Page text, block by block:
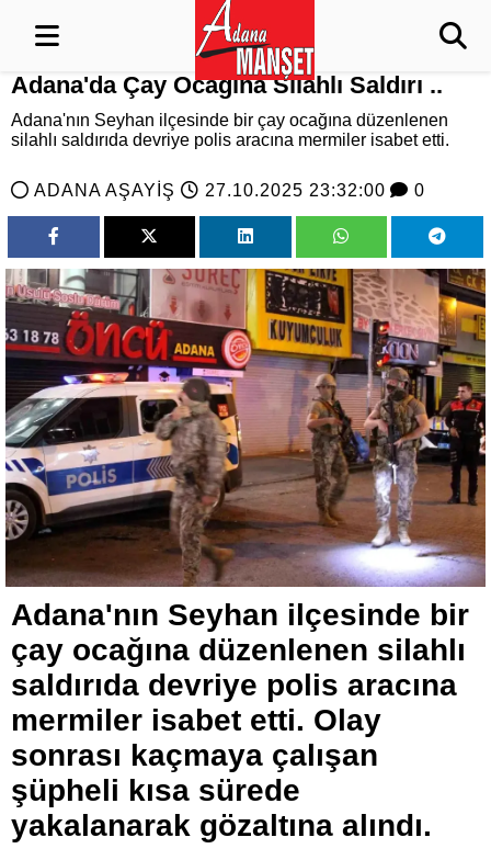
Adana'da Çay Ocağına Silahlı Saldırı ..
Adana'nın Seyhan ilçesinde bir çay ocağına düzenlenen
silahlı saldırıda devriye polis aracına mermiler isabet etti.
ADANA AŞAYİŞ 27.10.2025 23:32:00 0
Adana'nın Seyhan ilçesinde bir
çay ocağına düzenlenen silahlı
saldırıda devriye polis aracına
mermiler isabet etti. Olay
sonrası kaçmaya çalışan
şüpheli kısa sürede
yakalanarak gözaltına alındı.